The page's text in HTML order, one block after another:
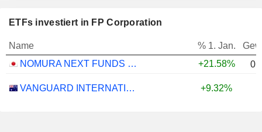
ETFs investiert in FP Corporation
Name % 1. Jan.
NOMURA NEXT FUNDS MSCI JAPAN EMPOWERING WOMEN SELECT INDEX ETF - JPY
+21.58%
VANGUARD INTERNATIONAL EQUITY INDEX FUNDS - VANGUARD FTSE ALL-WORLD EX-US ETF +9.32%